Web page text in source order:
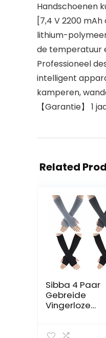
Handschoenen
[7,4 V 2200
lithium-
de temperatuur
Professioneel
intelligent
kamperen,
【Garantie】 1
Related
Sibba 4 Paar
Gebreide
Vingerloze